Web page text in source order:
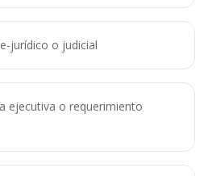
jurídico o judicial
ejecutiva o requerimiento